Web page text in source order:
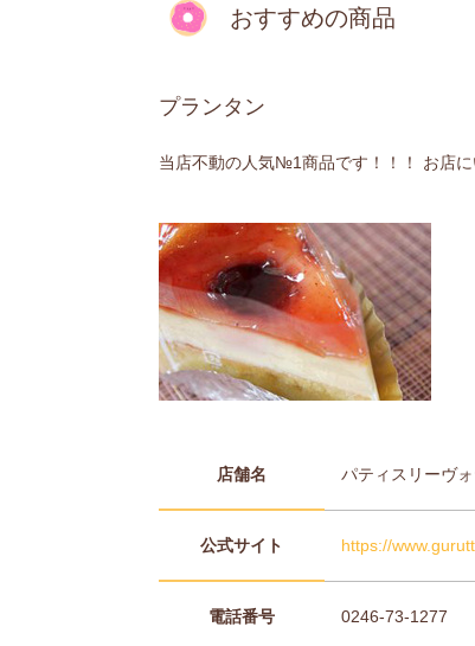
おすすめの商品
プランタン
当店不動の人気№1商品です！！！ お店
店舗名 パティスリーヴ
公式サイト https://
電話番号 0246-73-1277